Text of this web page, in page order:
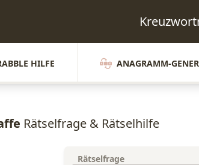
HILFE ANAGRAMM-
Rätselfrage & Rätselhilfe
Rätselfrage